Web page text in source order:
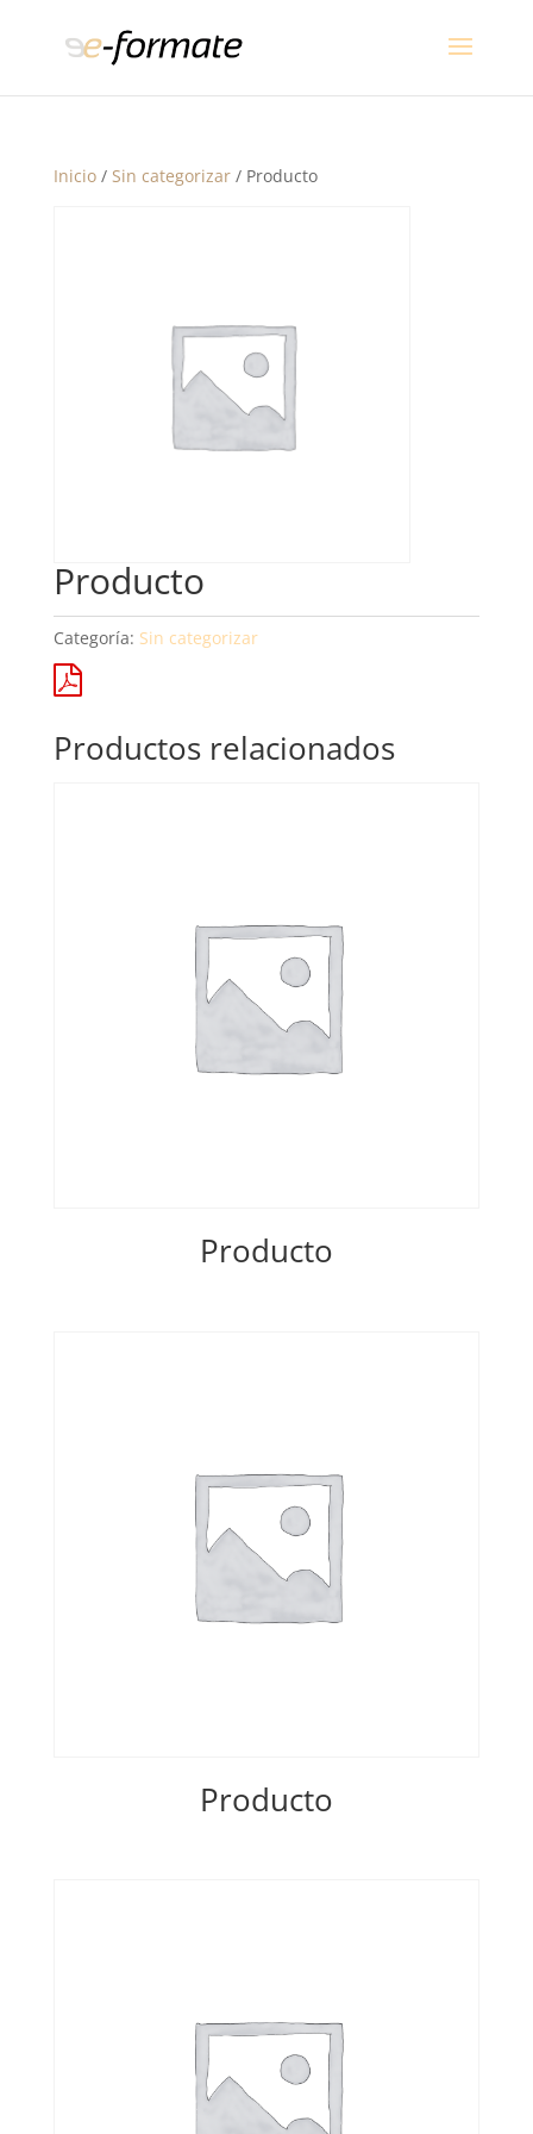
Inicio/ Sin categorizar/ Producto
Producto
Categoría: Sin categorizar
Productos relacionados
Producto
Producto